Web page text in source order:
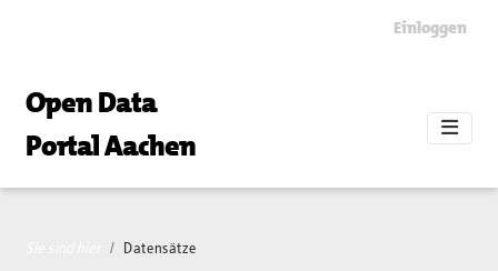
Einloggen
Open Data
Portal Aachen
Datensätze